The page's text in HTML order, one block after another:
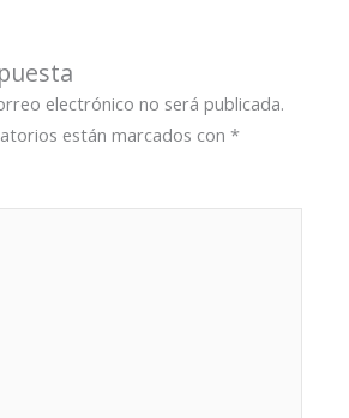
electrónico no será publicada.
están marcados con*